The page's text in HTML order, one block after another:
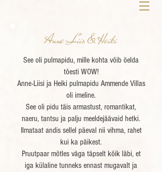
Anne-Liis & Heiki
See oli pulmapidu, mille kohta võib öelda
tõesti WOW!
Anne-Liisi ja Heiki pulmapidu Ammende Villas
oli imeline.
See oli pidu täis armastust, romantikat,
naeru, tantsu ja palju meeldejäävaid hetki.
Ilmataat andis sellel päeval nii vihma, rahet
kui ka päikest.
Pruutpaar mõtles väga täpselt kõik läbi, et
iga külaline tunneks ennast mugavalt ja